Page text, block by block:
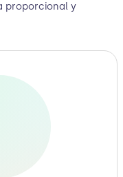
proporcional y